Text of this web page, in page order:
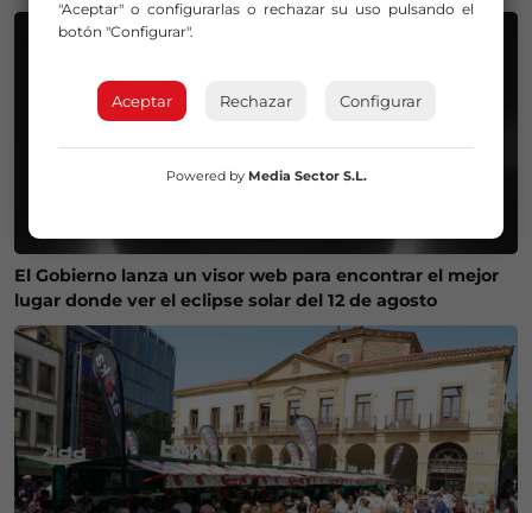
El Gobierno lanza un visor web para encontrar el mejor
lugar donde ver el eclipse solar del 12 de agosto
"Aceptar" o configurarlas o rechazar su uso pulsando el
botón "Configurar".
Aceptar Rechazar Configurar
Powered by Media Sector S.L.